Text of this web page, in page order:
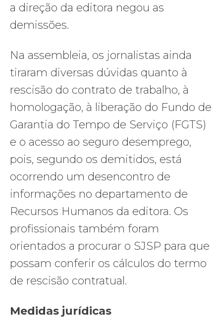
a direção da editora negou as
demissões.
Na assembleia, os jornalistas ainda
tiraram diversas dúvidas quanto à
rescisão do contrato de trabalho, à
homologação, à liberação do Fundo de
Garantia do Tempo de Serviço (FGTS)
e o acesso ao seguro desemprego,
pois, segundo os demitidos, está
ocorrendo um desencontro de
informações no departamento de
Recursos Humanos da editora. Os
profissionais também foram
orientados a procurar o SJSP para que
possam conferir os cálculos do termo
de rescisão contratual.
Medidas jurídicas